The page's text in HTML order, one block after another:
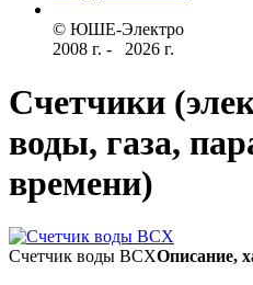
© ЮШЕ-Эл­ектро ­
2008 г­. - ­ ­­­­­
2026 г.
Счетчики
воды, газа,
времени)
Счетчик воды ВСХОписание,